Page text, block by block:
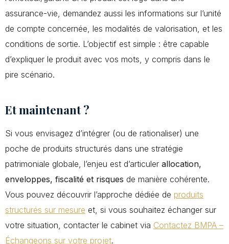
assurance-vie, demandez aussi les informations sur l’unité
de compte concernée, les modalités de valorisation, et les
conditions de sortie. L’objectif est simple : être capable
d’expliquer le produit avec vos mots, y compris dans le
pire scénario.
Et maintenant ?
Si vous envisagez d’intégrer (ou de rationaliser) une
poche de produits structurés dans une stratégie
patrimoniale globale, l’enjeu est d’articuler allocation,
enveloppes, fiscalité et risques de manière cohérente.
Vous pouvez découvrir l’approche dédiée de produits
structurés sur mesure et, si vous souhaitez échanger sur
votre situation, contacter le cabinet via Contactez BMPA –
Échangeons sur votre projet.